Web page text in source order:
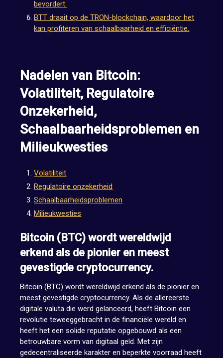
bevordert.
BTT draait op de TRON-blockchain, waardoor het
kan profiteren van schaalbaarheid en efficiëntie.
Nadelen van Bitcoin:
Volatiliteit, Regulatoire
Onzekerheid,
Schaalbaarheidsproblemen en
Milieukwesties
Volatiliteit
Regulatoire onzekerheid
Schaalbaarheidsproblemen
Milieukwesties
Bitcoin (BTC) wordt wereldwijd
erkend als de pionier en meest
gevestigde cryptocurrency.
Bitcoin (BTC) wordt wereldwijd erkend als de pionier en
meest gevestigde cryptocurrency. Als de allereerste
digitale valuta die werd gelanceerd, heeft Bitcoin een
revolutie teweeggebracht in de financiële wereld en
heeft het een solide reputatie opgebouwd als een
betrouwbare vorm van digitaal geld. Met zijn
gedecentraliseerde karakter en beperkte voorraad heeft